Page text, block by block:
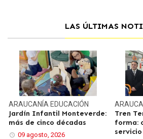
LAS ÚLTIMAS
ARAUCANÍA EDUCACIÓN
Jardín Infantil Monteverde:
más de cinco décadas
09 agosto, 2026
Tren
forma:
servicio